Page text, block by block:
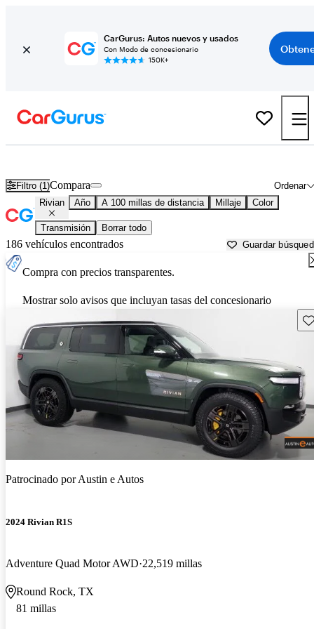
CarGurus: Autos nuevos y usados
Con Modo de concesionario
150K+
Filtro (1) Ordenar
Compara
Rivian Año A 100 millas de distancia Millaje Color
Transmisión Borrar todo
186 vehículos encontrados Guardar
Compra con precios transparentes.
Mostrar solo avisos que incluyan tasas del concesionario
Patrocinado porAustin e Autos
2024 Rivian R1S
Adventure Quad Motor AWD 22,519 millas
Round Rock, TX
81 millas